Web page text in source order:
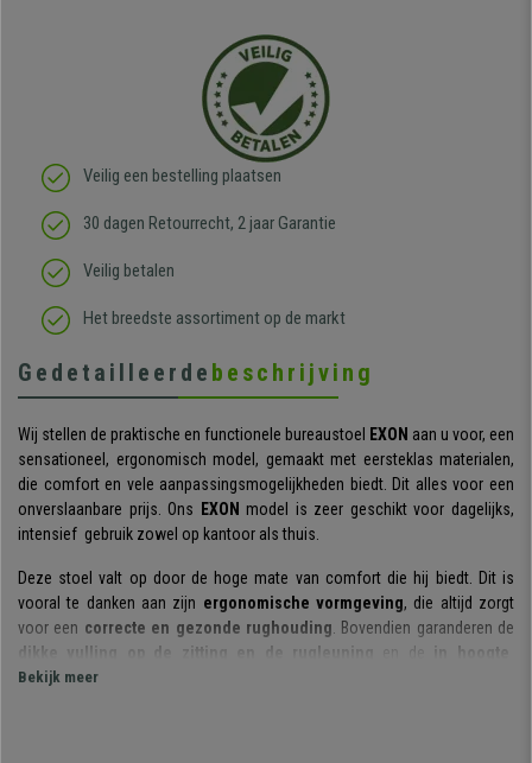
Veilig een bestelling plaatsen
30 dagen Retourrecht, 2 jaar Garantie
Veilig betalen
Het breedste assortiment op de markt
Gedetailleerde beschrijving
Wij stellen de praktische en functionele bureaustoel EXON aan u voor, een
sensationeel, ergonomisch model, gemaakt met eersteklas materialen,
die comfort en vele aanpassingsmogelijkheden biedt. Dit alles voor een
onverslaanbare prijs. Ons
EXON model is zeer geschikt voor dagelijks,
intensief gebruik zowel op kantoor als thuis.
Deze stoel valt op door de hoge mate van comfort die hij biedt. Dit is
vooral te danken aan zijn ergonomische vormgeving, die altijd zorgt
voor een correcte en gezonde rughouding. Bovendien garanderen de
dikke vulling op de zitting en de rugleuning
en de
in hoogte
verstelbare lendensteun
Bekijk meer